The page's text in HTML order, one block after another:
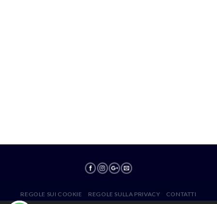
REGOLE SUI COOKIE REGOLE SULLA PRIVACY CONTATTI